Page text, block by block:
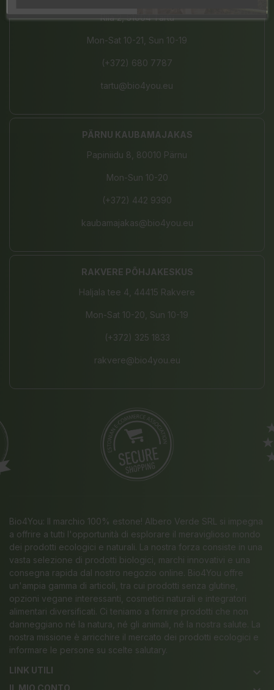
Riia 2, 51004 Tartu
Mon-Sat 10-21, Sun 10-19
(+372) 680 7787
tartu@bio4you.eu
PÄRNU KAUBAMAJAKAS
Papiniidu 8, 80010 Pärnu
Mon-Sun 10-20
(+372) 442 9390
kaubamajakas@bio4you.eu
RAKVERE PÕHJAKESKUS
Haljala tee 4, 44415 Rakvere
Mon-Sat 10-20, Sun 10-19
(+372) 325 1833
rakvere@bio4you.eu
Bio4You: Il marchio 100% estone! Albero Verde SRL si impegna
a offrire a tutti l'opportunità di esplorare il meraviglioso mondo
dei prodotti ecologici e naturali. La nostra forza consiste in una
vasta selezione di prodotti biologici, marchi innovativi e una
consegna rapida dal nostro negozio online. Bio4You offre
un'ampia gamma di articoli, tra cui prodotti senza glutine,
opzioni vegane interessanti, cosmetici naturali e integratori
alimentari diversificati. Ci teniamo a fornire prodotti che non
danneggiano né la natura, né gli animali, né la nostra salute. La
nostra missione è arricchire il mercato dei prodotti ecologici e
informare le persone su scelte salutary.
LINK UTILI
keyboard_arrow_down